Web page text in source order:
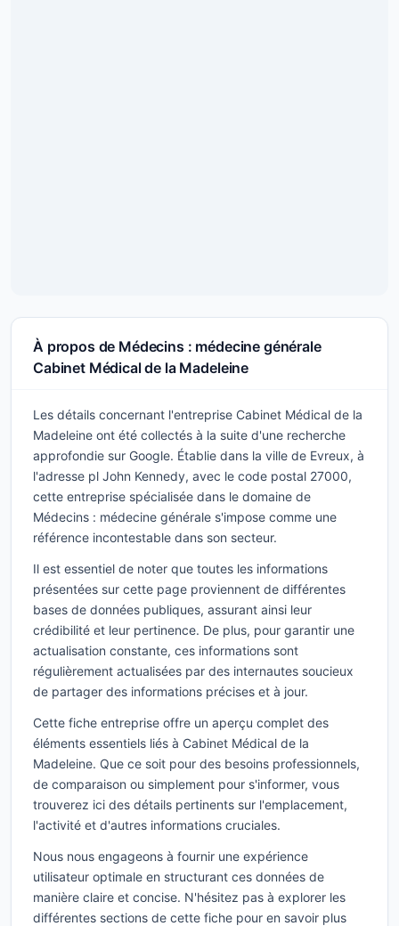
À propos de Médecins : médecine générale
Cabinet Médical de la Madeleine
Les détails concernant l'entreprise Cabinet Médical de la
Madeleine ont été collectés à la suite d'une recherche
approfondie sur Google. Établie dans la ville de Evreux, à
l'adresse pl John Kennedy, avec le code postal 27000,
cette entreprise spécialisée dans le domaine de
Médecins : médecine générale s'impose comme une
référence incontestable dans son secteur.
Il est essentiel de noter que toutes les informations
présentées sur cette page proviennent de différentes
bases de données publiques, assurant ainsi leur
crédibilité et leur pertinence. De plus, pour garantir une
actualisation constante, ces informations sont
régulièrement actualisées par des internautes soucieux
de partager des informations précises et à jour.
Cette fiche entreprise offre un aperçu complet des
éléments essentiels liés à Cabinet Médical de la
Madeleine. Que ce soit pour des besoins professionnels,
de comparaison ou simplement pour s'informer, vous
trouverez ici des détails pertinents sur l'emplacement,
l'activité et d'autres informations cruciales.
Nous nous engageons à fournir une expérience
utilisateur optimale en structurant ces données de
manière claire et concise. N'hésitez pas à explorer les
différentes sections de cette fiche pour en savoir plus